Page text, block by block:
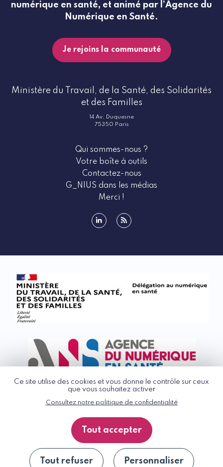
Ce site utilise des cookies et vous donne le contrôle sur ceux
que vous souhaitez activer
Consultez notre politique de confidentialité
Tout accepter
Tout refuser Personnaliser
numérique en santé, et animé par l’Agence du
Numérique en Santé.
Je rejoins la communauté
Ministère du Travail, de la Santé, des Solidarités
et des Familles
14 Av. Duquesne
75350 Paris
Qui sommes-nous ?
Votre boîte à outils
Contactez-nous
G_NIUS dans les médias
Merci !
© G_NIUS 2026
Politique de confidentialité
Accessibilité : partiellement conforme
Plan du site